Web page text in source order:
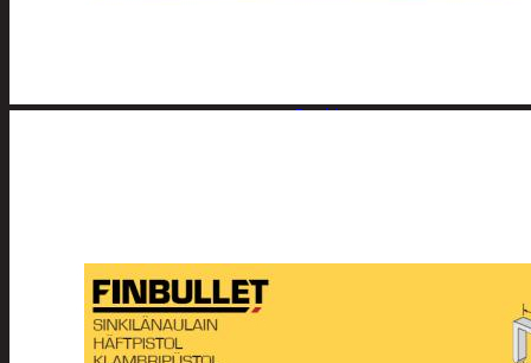
Pyykinpesu
Muut siivoustarvikkeet
Roskapussit ja -astiat